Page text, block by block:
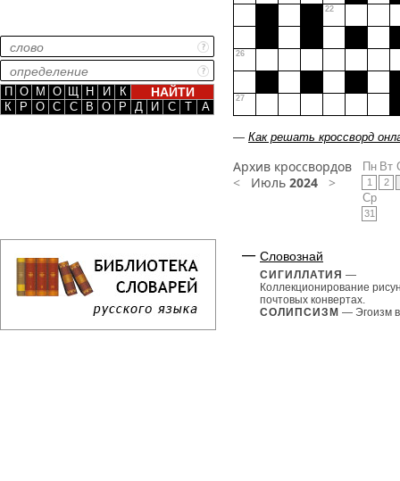
П О М О Щ Н И
К
К
Р О С С В О Р Д И С Т А
22
26
27
— Как решать кроссворд
Архив кроссвордов
< Июль 2024 >
Пн
1
Вт
2
Ср
31
Словознай
СИГИЛЛАТИЯ —
Коллекционирование
почтовых конвертах.
СОЛИПСИЗМ — Эгоизм